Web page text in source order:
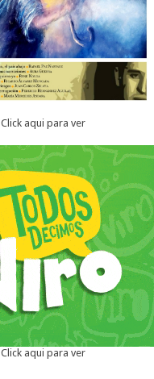
Click aqui para ver
Click aqui para ver